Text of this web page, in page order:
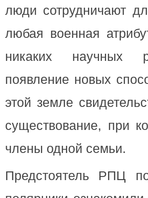
люди сотрудничают
любая военная
никаких научных
появление новых
этой земле
существование, при
члены одной семьи.
Предстоятель РПЦ